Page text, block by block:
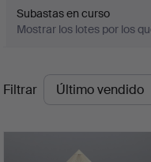
Subastas en curso
Mostrar los lotes por los
Precios
de
remate
Filtrar